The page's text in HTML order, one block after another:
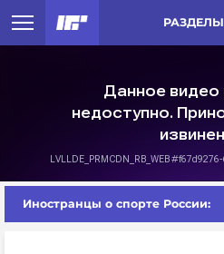
РАЗДЕЛЫ
Иностранцы о спорте России: